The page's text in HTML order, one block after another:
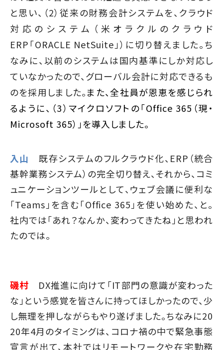
と思い、（2）従来の財務会計システムを、クラウド
対応のシステム（米オラクルのクラウド
ERP「ORACLE NetSuite」）に切り替えました。ち
なみに、以前のシステムは国内基準にしか対応し
ていなかったので、グローバル会計に対応できるも
のを採用しました。また、全社員が恩恵を感じられ
るように、（3）マイクロソフトの「Office 365（現・
Microsoft 365）」を導入しました。
入山
既存システムのフルクラウド化、ERP（統合
基幹業務システム）の完全切り替え、それから、コミ
ュニケーションツールとして、ウェブ会議に便利な
「Teams」を含む「Office 365」を使い始めた、と。
社内では「あれ？なんか、変わってきたね」と思われ
たのでは。
磯村 DX推進に向けて「IT部門の意識が変わった
な」という感覚を皆さんに持ってほしかったので、少
し無理を押しながらもやり遂げました。ちなみに20
20年4月のタイミングは、コロナ禍の中で緊急事態
宣言が出て、本社ではリモートワークや在宅勤務